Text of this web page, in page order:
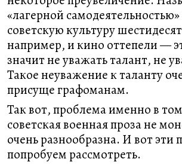
«лагерной
советскую культуру
например, и кино оттепели —
значит не уважать талант, не
Такое неуважение к таланту
присуще графоманам.
Так вот, проблема именно в
советская военная проза не
очень разнообразна. И вот эти
попробуем рассмотреть.